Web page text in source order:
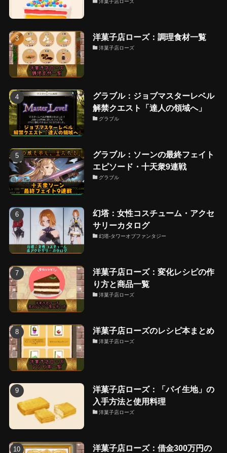
洋菓子店ローズ
洋菓子店ローズ：調理食材一覧
洋菓子店ローズ
グラブル：ジョブマスターレベル
解禁クエスト「達人の領域へ」
グラブル
グラブル：ソーンの最終フェイト
エピソード・十天衆9連戦
グラブル
幻塔：女性コスチューム・アクセ
サリーカタログ
幻塔-タワーオブファンタジー
洋菓子店ローズ：変化レシピの作
り方と商品一覧
洋菓子店ローズ
洋菓子店ローズのレシピ本まとめ
洋菓子店ローズ
洋菓子店ローズ：「パイ生地」の
入手方法と使用料理
洋菓子店ローズ
洋菓子店ローズ：借金300万円の